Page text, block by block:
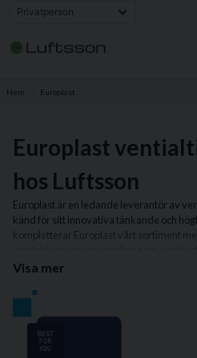
Hem Europlast
Europlast
hos Luftsson
Europlast är en ledande leverantör av
känd för sitt innovativa tänkande och
kompletterar Europlast vårt sortiment
produkter som är designade för att vara
ventilationskanaler och ljuddämpare till
Produkterna är perfekta för att skapa
Visa mer